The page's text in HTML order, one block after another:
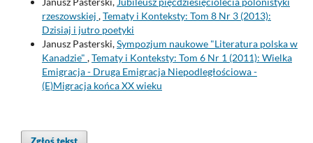
rzeszowskiej ,Tematy i Konteksty: Tom 8 Nr 3 (2013):
Dzisiaj i jutro poetyki
Janusz Pasterski,Sympozjum naukowe "Literatura polska w
Kanadzie" ,Tematy i Konteksty: Tom 6 Nr 1 (2011): Wielka
Emigracja - Druga Emigracja Niepodległościowa -
(E)Migracja końca XX wieku
Zgłoś tekst